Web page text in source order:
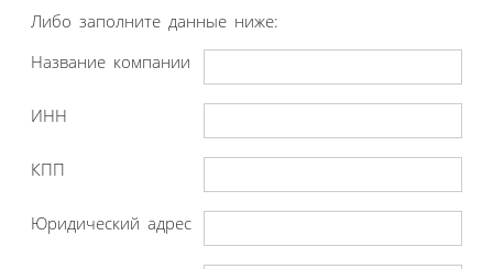
Либо заполните данные ниже:
Название компании
ИНН
КПП
Юридический адрес